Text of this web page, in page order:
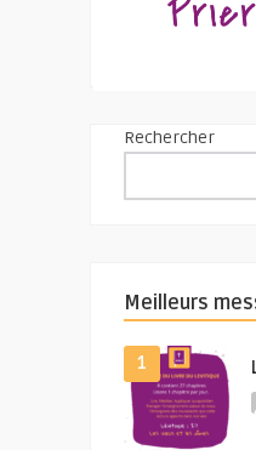
Rechercher
Meilleurs
1